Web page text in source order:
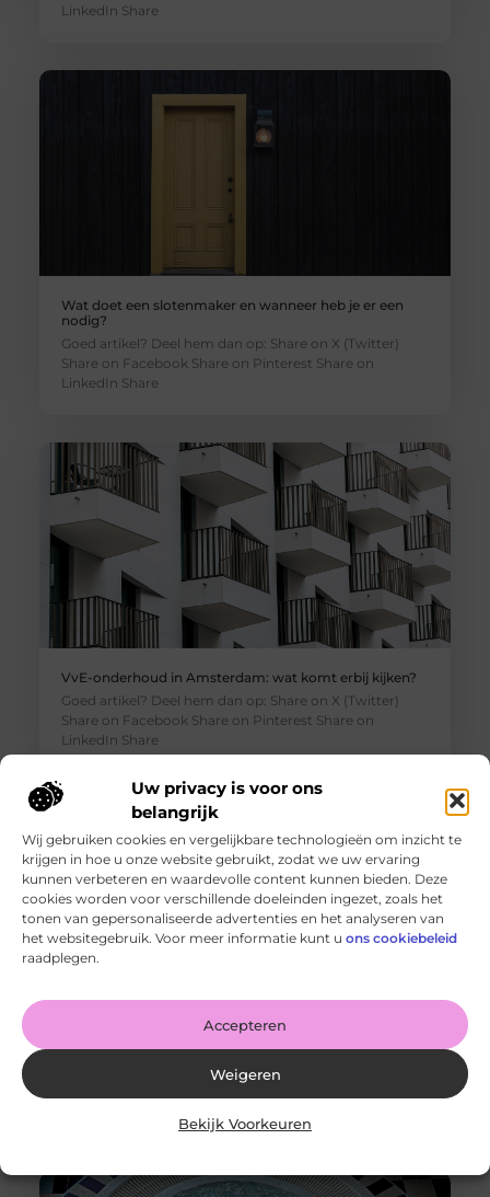
Uw privacy is voor ons
belangrijk
Wij gebruiken cookies en vergelijkbare technologieën om inzicht te
krijgen in hoe u onze website gebruikt, zodat we uw ervaring
kunnen verbeteren en waardevolle content kunnen bieden. Deze
cookies worden voor verschillende doeleinden ingezet, zoals het
tonen van gepersonaliseerde advertenties en het analyseren van
het websitegebruik. Voor meer informatie kunt u ons cookiebeleid
raadplegen.
Accepteren
Weigeren
Bekijk Voorkeuren
LinkedIn Share
Wat doet een slotenmaker en wanneer heb je er een
nodig?
Goed artikel? Deel hem dan op: Share on X (Twitter)
Share on Facebook Share on Pinterest Share on
LinkedIn Share
VvE-onderhoud in Amsterdam: wat komt erbij kijken?
Goed artikel? Deel hem dan op: Share on X (Twitter)
Share on Facebook Share on Pinterest Share on
LinkedIn Share
Wat je moet weten voordat je gaat verhuizen in of naar
Apeldoorn
Goed artikel? Deel hem dan op: Share on X (Twitter)